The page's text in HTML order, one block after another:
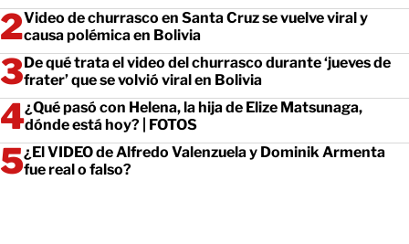
Video de churrasco en Santa Cruz se vuelve viral y
causa polémica en Bolivia
De qué trata el video del churrasco durante ‘jueves de
frater’ que se volvió viral en Bolivia
¿Qué pasó con Helena, la hija de Elize Matsunaga,
dónde está hoy? | FOTOS
¿El VIDEO de Alfredo Valenzuela y Dominik Armenta
fue real o falso?